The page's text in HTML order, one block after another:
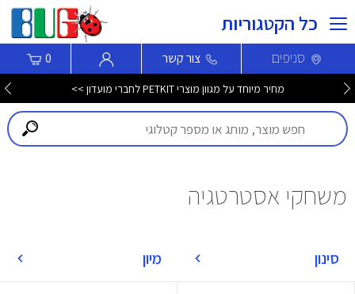
כל הקטגוריות
סניפים צור קשר 0
מחיר מיוחד על מגוון מוצרי PETKIT לחברי מועדון >>
משחקי אסטרטגיה
סינון מיון